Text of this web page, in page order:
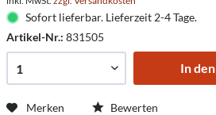
Sofort lieferbar. Lieferzeit 2-4 Tage.
Artikel-Nr.: 831505
In den
Merken Bewerten